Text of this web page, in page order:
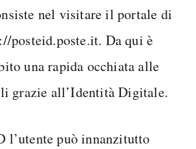
nel visitare il portale di
posteid.poste.it. Da qui è
una rapida occhiata alle
grazie all’Identità Digitale.
l’utente può innanzitutto